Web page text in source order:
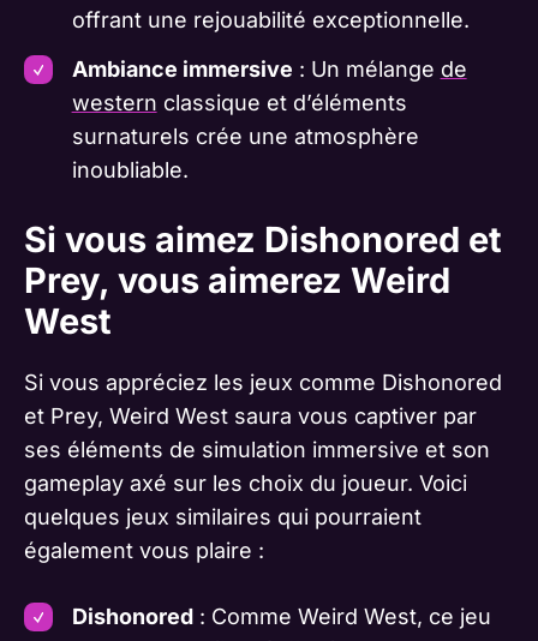
offrant une rejouabilité exceptionnelle.
Ambiance immersive : Un mélange de
western classique et d’éléments
surnaturels crée une atmosphère
inoubliable.
Si vous aimez Dishonored et
Prey, vous aimerez Weird
West
Si vous appréciez les jeux comme Dishonored
et Prey, Weird West saura vous captiver par
ses éléments de simulation immersive et son
gameplay axé sur les choix du joueur. Voici
quelques jeux similaires qui pourraient
également vous plaire :
Dishonored: Comme Weird West, ce jeu